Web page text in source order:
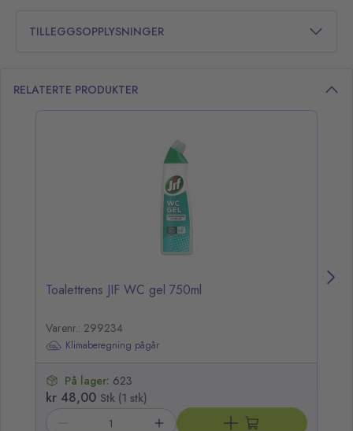
TILLEGGSOPPLYSNINGER
RELATERTE PRODUKTER
Toalettrens JIF WC gel 750ml
Varenr.: 299234
Klimaberegning pågår
På lager: 623
kr 48,00 Stk (1 stk)